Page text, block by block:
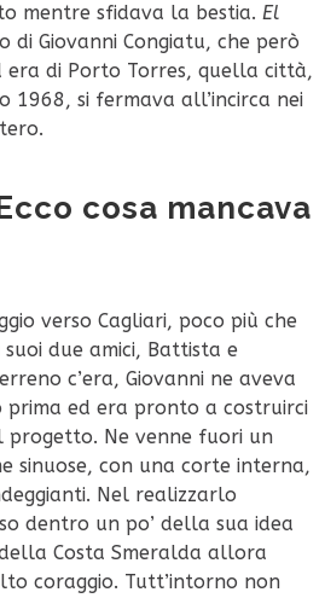
mentre sfidava la bestia. El
di Giovanni Congiatu, che però
era di Porto Torres, quella città,
1968, si fermava all’incirca nei
cosa mancava
verso Cagliari, poco più che
suoi due amici, Battista e
c’era, Giovanni ne aveva
ed era pronto a costruirci
progetto. Ne venne fuori un
sinuose, con una corte interna,
Nel realizzarlo
dentro un po’ della sua idea
Costa Smeralda allora
coraggio. Tutt’intorno non